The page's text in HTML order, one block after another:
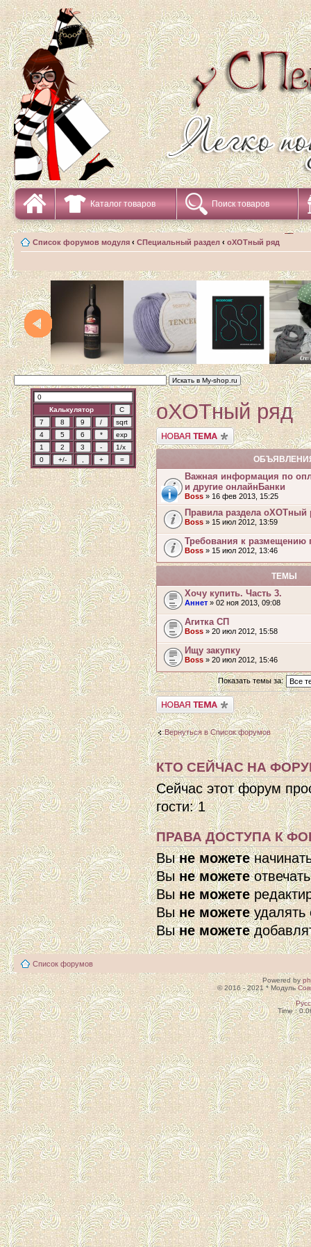
Каталог товаров Поиск товаров
Список форумов модуля ‹ СПециальный раздел ‹ оХОТный ряд
Калькулятор оХОТный ряд
Начать новую тему
Важная информация по
и другие онлайнБанки
Boss » 16 фев 2013, 15:25
Правила раздела оХОТный
Boss » 15 июл 2012, 13:59
Требования к размещению
Boss » 15 июл 2012, 13:46
ТЕМЫ
Хочу купить. Часть 3.
Аннет » 02 ноя 2013, 09:08
Агитка СП
Boss » 20 июл 2012, 15:58
Ищу закупку
Boss » 20 июл 2012, 15:46
Показать темы за:
Начать новую тему
Вернуться в Список форумов
КТО СЕЙЧАС НА
Сейчас этот форум
гости: 1
ПРАВА ДОСТУПА К
Выне можете
Выне можете
Выне можете
Выне можетеудалять
Выне можете
Список форумов
Powered by
© 2016 - 2021 * Модуль
Time :